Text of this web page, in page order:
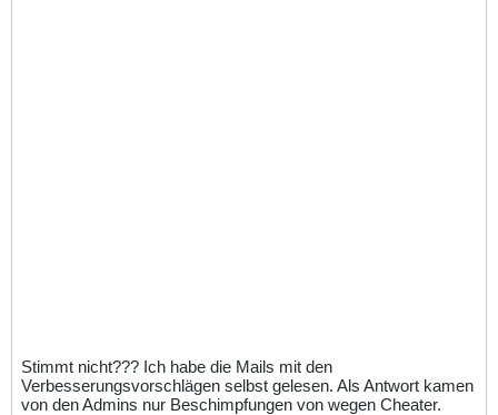
Stimmt nicht??? Ich habe die Mails mit den
Verbesserungsvorschlägen selbst gelesen. Als Antwort kamen
von den Admins nur Beschimpfungen von wegen Cheater.